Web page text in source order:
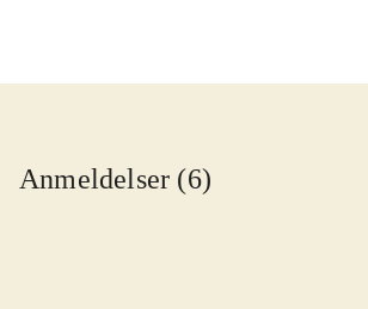
Anmeldelser (6)